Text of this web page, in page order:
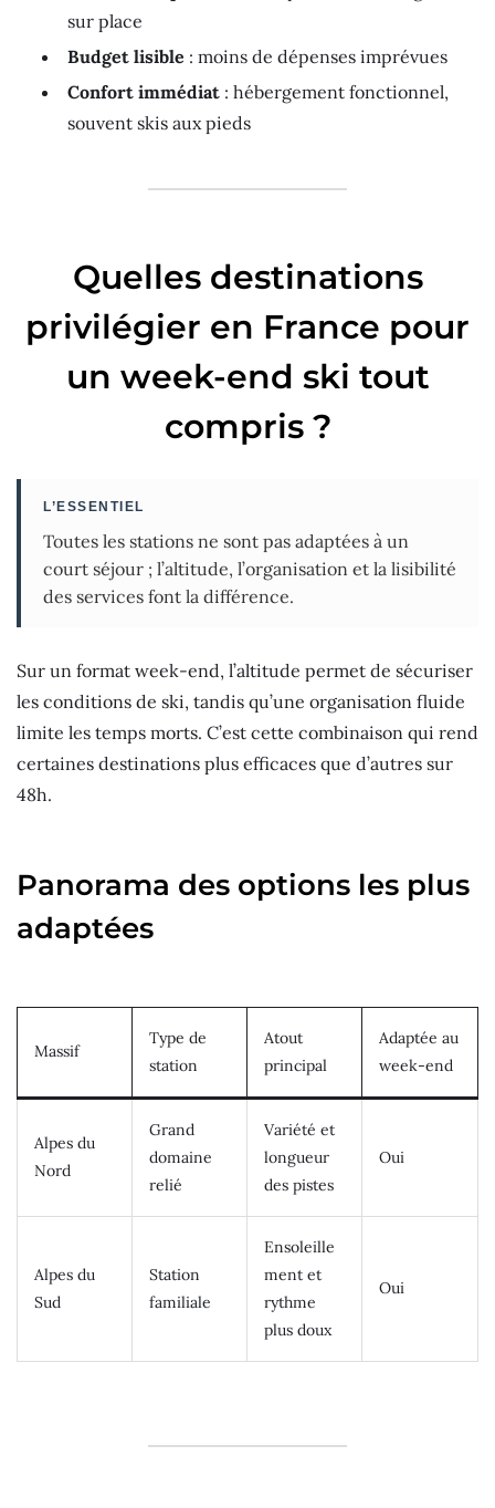
sur place
Budget lisible : moins de dépenses imprévues
Confort immédiat : hébergement fonctionnel,
souvent skis aux pieds
Quelles destinations
privilégier en France pour
un week-end ski tout
compris ?
L’ESSENTIEL
Toutes les stations ne sont pas adaptées à un
court séjour ; l’altitude, l’organisation et la lisibilité
des services font la différence.
Sur un format week-end, l’altitude permet de sécuriser
les conditions de ski, tandis qu’une organisation fluide
limite les temps morts. C’est cette combinaison qui rend
certaines destinations plus efficaces que d’autres sur
48h.
Panorama des options les plus
adaptées
Massif
Type de
station
Atout
principal
Adaptée au
week-end
Alpes du
Nord
Grand
domaine
relié
Variété et
longueur
des pistes
Oui
Alpes du
Sud
Station
familiale
Ensoleille
ment et
rythme
plus doux
Oui